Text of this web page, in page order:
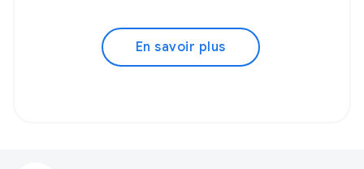
En savoir plus